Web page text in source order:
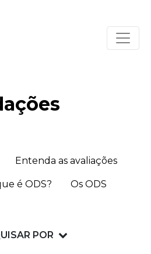
Entenda as avaliações
é ODS? Os ODS
POR